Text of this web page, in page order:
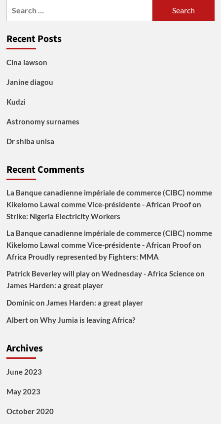
Recent Posts
Cina lawson
Janine diagou
Kudzi
Astronomy surnames
Dr shiba unisa
Recent Comments
La Banque canadienne impériale de commerce (CIBC) nomme
Kikelomo Lawal comme Vice-présidente - African Proofon
Strike: Nigeria Electricity Workers
La Banque canadienne impériale de commerce (CIBC) nomme
Kikelomo Lawal comme Vice-présidente - African Proofon
Africa Proudly represented by Fighters: MMA
Patrick Beverley will play on Wednesday - Africa Scienceon
James Harden: a great player
Dominicon James Harden: a great player
Alberton Why Jumia is leaving Africa?
Archives
June 2023
May 2023
October 2020